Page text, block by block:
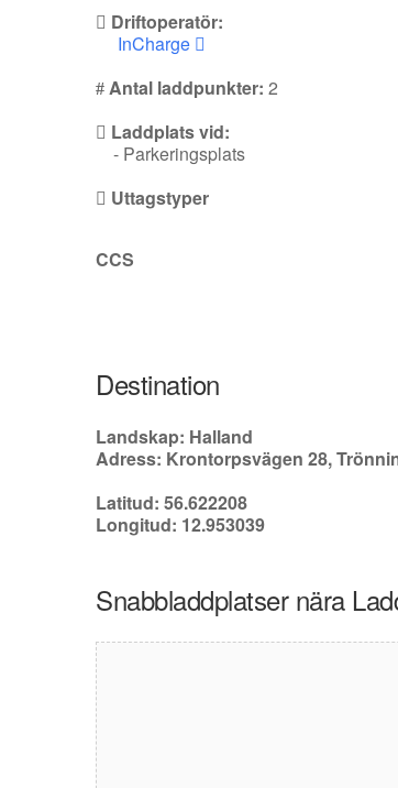
Driftoperatör:
InCharge
Antal laddpunkter: 2
Laddplats vid:
- Parkeringsplats
Uttagstyper
CCS
Destination
Landskap: Halland
Adress: Krontorpsvägen 28,
Latitud: 56.622208
Longitud: 12.953039
Snabbladdplatser nära